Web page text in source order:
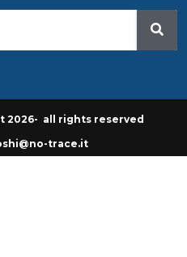
2026- all rights reserved
trace.it